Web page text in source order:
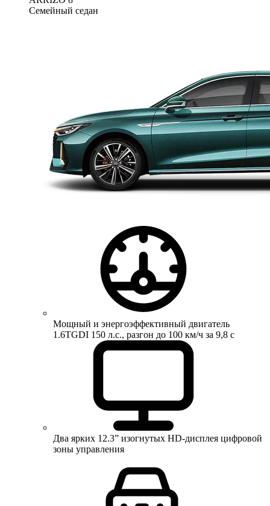
Семейный седан
Мощный и энергоэффективный двигатель
1.6TGDI 150 л.с., разгон до 100 км/ч за 9,8 с
Два ярких 12.3” изогнутых HD-дисплея цифровой
зоны управления